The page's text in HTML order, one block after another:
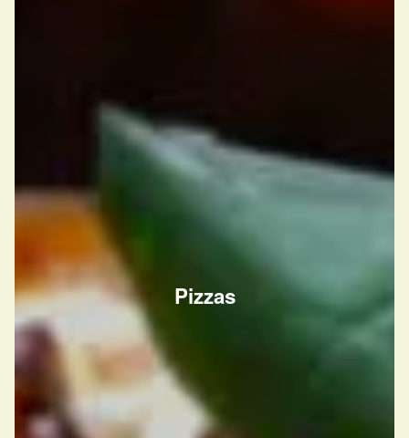
Pizzas